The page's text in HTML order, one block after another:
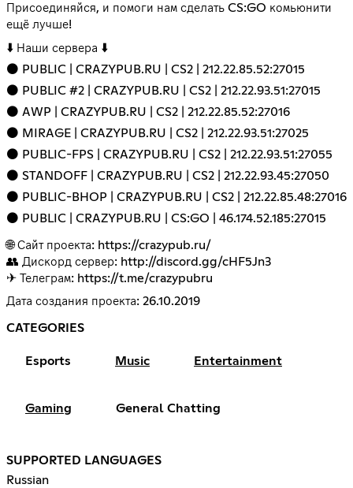
Присоединяйся, и помоги нам сделать CS:GO комьюнити
ещё лучше!
⬇️ Наши сервера ⬇️
⚫️ PUBLIC | CRAZYPUB.RU | CS2 | 212.22.85.52:27015
⚫️ PUBLIC #2 | CRAZYPUB.RU | CS2 | 212.22.93.51:27015
⚫️ AWP | CRAZYPUB.RU | CS2 | 212.22.85.52:27016
⚫️ MIRAGE | CRAZYPUB.RU | CS2 | 212.22.93.51:27025
⚫️ PUBLIC-FPS | CRAZYPUB.RU | CS2 | 212.22.93.51:27055
⚫️ STANDOFF | CRAZYPUB.RU | CS2 | 212.22.93.45:27050
⚫️ PUBLIC-BHOP | CRAZYPUB.RU | CS2 | 212.22.85.48:27016
⚫️ PUBLIC | CRAZYPUB.RU | CS:GO | 46.174.52.185:27015
🌐 Сайт проекта: https://crazypub.ru/
👥 Дискорд сервер: http://discord.gg/cHF5Jn3
✈ Телеграм: https://t.me/crazypubru
Дата создания проекта: 26.10.2019
CATEGORIES
Esports Music Entertainment
Gaming General Chatting
SUPPORTED LANGUAGES
Russian